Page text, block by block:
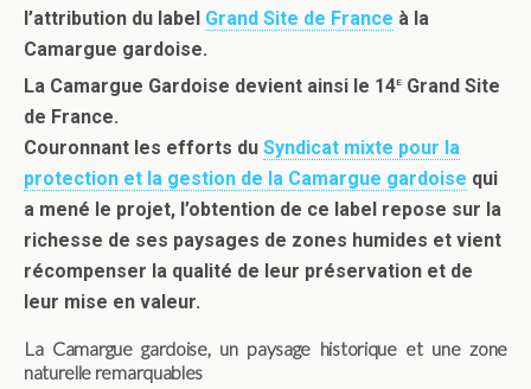
l’attribution du label Grand Site de France à la
Camargue gardoise.
La Camargue Gardoise devient ainsi le 14e Grand Site
de France.
Couronnant les efforts du Syndicat mixte pour la
protection et la gestion de la Camargue gardoise qui
a mené le projet, l’obtention de ce label repose sur la
richesse de ses paysages de zones humides et vient
récompenser la qualité de leur préservation et de
leur mise en valeur.
La Camargue gardoise, un paysage historique et une zone
naturelle remarquables